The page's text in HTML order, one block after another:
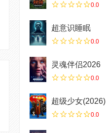
0.0
超意识睡眠
0.0
灵魂伴侣2026
0.0
超级少女(2026)
0.0